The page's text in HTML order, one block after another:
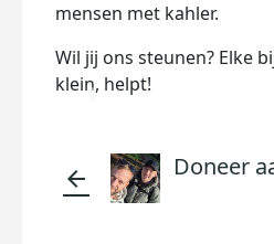
mensen met kahler.
Wil jij ons steunen? Elke
klein, helpt!
arrow_back Doneer